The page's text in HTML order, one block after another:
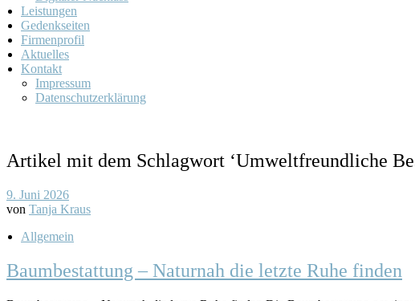
Leistungen
Gedenkseiten
Firmenprofil
Aktuelles
Kontakt
Impressum
Datenschutzerklärung
Artikel mit dem Schlagwort ‘Umweltfreundliche
9. Juni 2026
von Tanja Kraus
Allgemein
Baumbestattung – Naturnah die letzte Ruhe finden